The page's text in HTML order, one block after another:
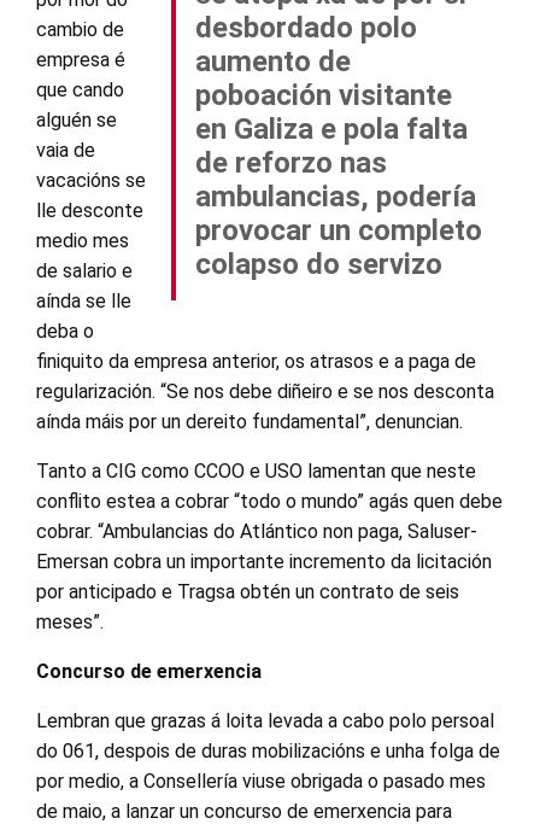
desbordado polo
aumento de
poboación visitante
en Galiza e pola falta
de reforzo nas
ambulancias, podería
provocar un completo
colapso do servizo
cambio de
empresa é
que cando
alguén se
vaia de
vacacións se
lle desconte
medio mes
de salario e
aínda se lle
deba o
finiquito da empresa anterior, os atrasos e a paga de
regularización. “Se nos debe diñeiro e se nos desconta
aínda máis por un dereito fundamental”, denuncian.
Tanto a CIG como CCOO e USO lamentan que neste
conflito estea a cobrar “todo o mundo” agás quen debe
cobrar. “Ambulancias do Atlántico non paga, Saluser-
Emersan cobra un importante incremento da licitación
por anticipado e Tragsa obtén un contrato de seis
meses”.
Concurso de emerxencia
Lembran que grazas á loita levada a cabo polo persoal
do 061, despois de duras mobilizacións e unha folga de
por medio, a Consellería viuse obrigada o pasado mes
de maio, a lanzar un concurso de emerxencia para